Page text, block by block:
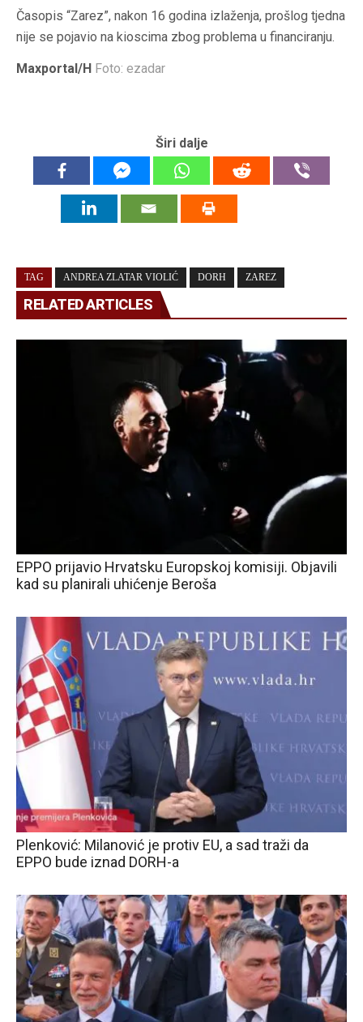
Časopis “Zarez”, nakon 16 godina izlaženja, prošlog tjedna
nije se pojavio na kioscima zbog problema u financiranju.
Maxportal/H Foto: ezadar
Širi dalje
TAG ANDREA ZLATAR VIOLIĆ DORH ZAREZ
RELATED ARTICLES
EPPO prijavio Hrvatsku Europskoj komisiji. Objavili
kad su planirali uhićenje Beroša
Plenković: Milanović je protiv EU, a sad traži da
EPPO bude iznad DORH-a